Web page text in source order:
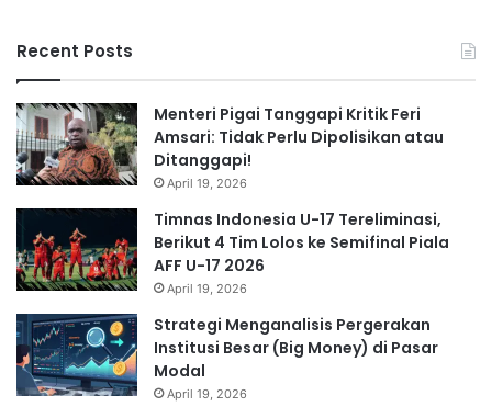
Recent Posts
Menteri Pigai Tanggapi Kritik Feri
Amsari: Tidak Perlu Dipolisikan atau
Ditanggapi!
April 19, 2026
Timnas Indonesia U-17 Tereliminasi,
Berikut 4 Tim Lolos ke Semifinal Piala
AFF U-17 2026
April 19, 2026
Strategi Menganalisis Pergerakan
Institusi Besar (Big Money) di Pasar
Modal
April 19, 2026